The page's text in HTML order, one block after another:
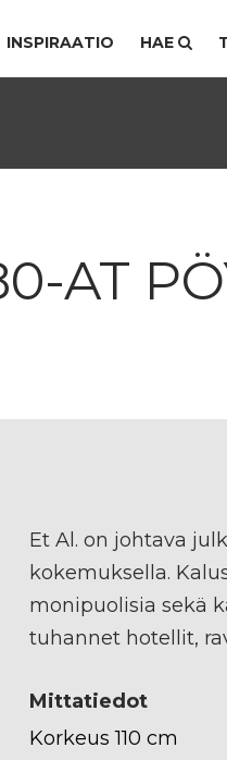
INSPIRAATIO HAE
AT
Et Al. on johtava
kokemuksella.
monipuolisia sekä
tuhannet hotellit,
Mittatiedot
Korkeus 110 cm